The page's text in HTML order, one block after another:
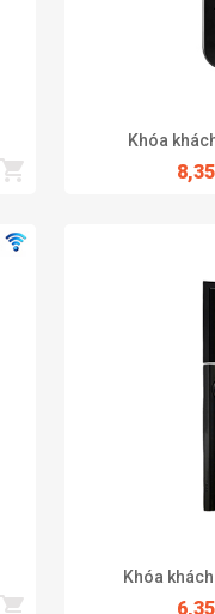
Khóa
Khóa
trên là khóa khách
lên đến 200 mã số,
người tin dùng.
hoàn hảo dành cho bạn